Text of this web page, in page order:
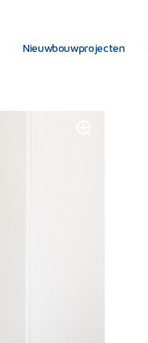
Nieuwbouwprojecten